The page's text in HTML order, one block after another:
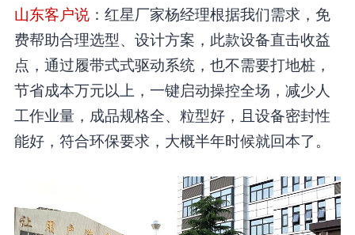
山东客户说：红星厂家杨经理根据我们需求，免
费帮助合理选型、设计方案，此款设备直击收益
点，通过履带式式驱动系统，也不需要打地桩，
节省成本万元以上，一键启动操控全场，减少人
工作业量，成品规格全、粒型好，且设备密封性
能好，符合环保要求，大概半年时候就回本了。